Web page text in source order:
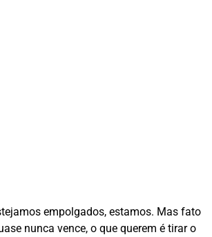
empolgados, estamos. Mas fato
nunca vence, o que querem é tirar o